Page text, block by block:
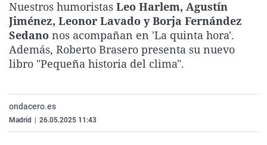
La rosa de los vientos
Gente viajera
Como el perro y el
Caso
Retornados
Equipo de
Extremadura
Galicia
La Rioja
País Vasco
Virales
Televisión
Elecciones
Nuestros humoristas Leo Harlem, Agustín
Jiménez, Leonor Lavado y Borja Fernández
Sedano nos acompañan en 'La quinta hora'.
Además, Roberto Brasero presenta su nuevo
libro "Pequeña historia del clima".
ondacero.es
Madrid 26.05.2025 11:43